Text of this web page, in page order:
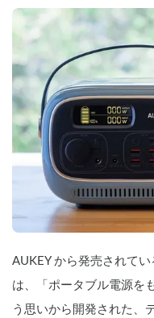
AUKEY から発売されて
は、「ポータブル電源を
う思いから開発された、